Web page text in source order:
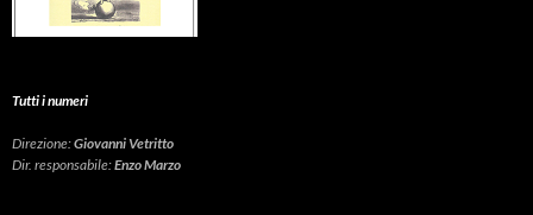
Tutti i numeri
Direzione:Giovanni Vetritto
Dir. responsabile:Enzo Marzo